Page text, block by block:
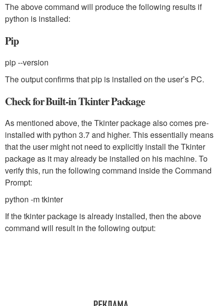
The above command will produce the following results if
python is installed:
Pip
pip --version
The output confirms that pip is installed on the user’s PC.
Check for Built-in Tkinter Package
As mentioned above, the Tkinter package also comes pre-
installed with python 3.7 and higher. This essentially means
that the user might not need to explicitly install the Tkinter
package as it may already be installed on his machine. To
verify this, run the following command inside the Command
Prompt:
python -m tkinter
If the tkinter package is already installed, then the above
command will result in the following output: